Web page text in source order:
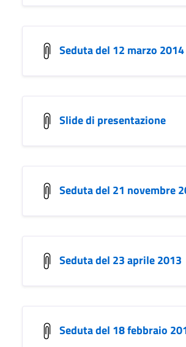
Seduta del 12 marzo 2014
Slide di presentazione
Seduta del 21 novembre
Seduta del 23 aprile 2013
Seduta del 18 febbraio